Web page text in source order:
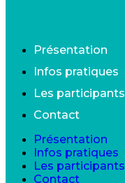
Présentation
Infos pratiques
Les participants
Contact
Présentation
Infos pratiques
Les participants
Contact